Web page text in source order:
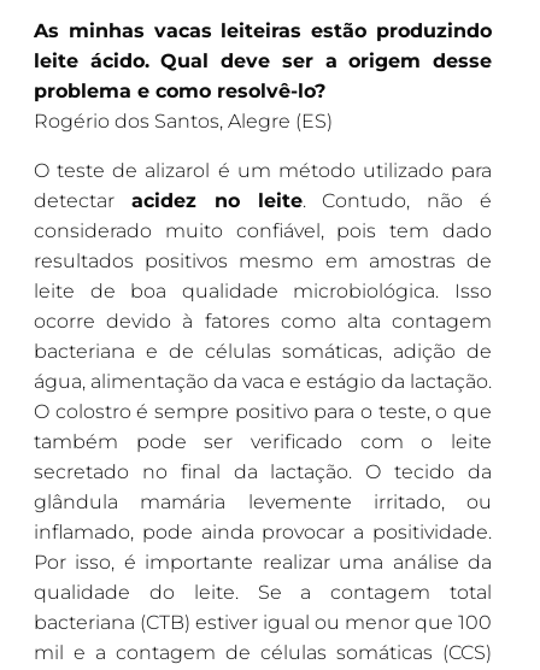
As minhas vacas leiteiras estão produzindo
leite ácido. Qual deve ser a origem desse
problema e como resolvê-lo?
Rogério dos Santos, Alegre (ES)
O teste de alizarol é um método utilizado para
detectar acidez no leite. Contudo, não é
considerado muito confiável, pois tem dado
resultados positivos mesmo em amostras de
leite de boa qualidade microbiológica. Isso
ocorre devido à fatores como alta contagem
bacteriana e de células somáticas, adição de
água, alimentação da vaca e estágio da lactação.
O colostro é sempre positivo para o teste, o que
também pode ser verificado com o leite
secretado no final da lactação. O tecido da
glândula mamária levemente irritado, ou
inflamado, pode ainda provocar a positividade.
Por isso, é importante realizar uma análise da
qualidade do leite. Se a contagem total
bacteriana (CTB) estiver igual ou menor que 100
mil e a contagem de células somáticas (CCS)